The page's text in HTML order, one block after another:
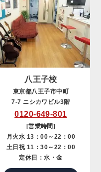
八王子校
東京都八王子市中町
7-7 ニシカワビル3階
0120-649-801
[営業時間]
月火水 13：00～22：00
土日祝 11：30～22：00
定休日：水・金